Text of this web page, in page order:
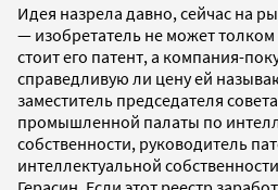
Идея назрела давно, сейчас на
— изобретатель не может толком
стоит его патент, а компания-
справедливую ли цену ей
заместитель председателя
промышленной палаты по
собственности, руководитель
интеллектуальной